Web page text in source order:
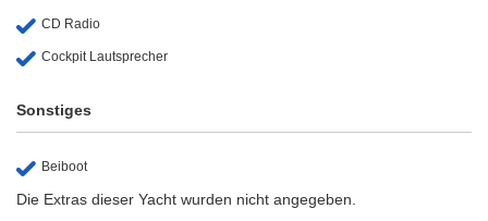
CD Radio
Cockpit Lautsprecher
Sonstiges
Beiboot
Die Extras dieser Yacht wurden nicht angegeben.